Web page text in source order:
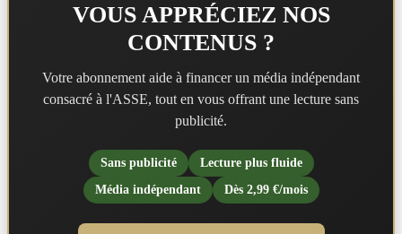
VOUS APPRÉCIEZ NOS
CONTENUS ?
Votre abonnement aide à financer un média indépendant
consacré à l'ASSE, tout en vous offrant une lecture sans
publicité.
Sans publicité
Lecture plus fluide
Média indépendant
Dès 2,99 €/mois